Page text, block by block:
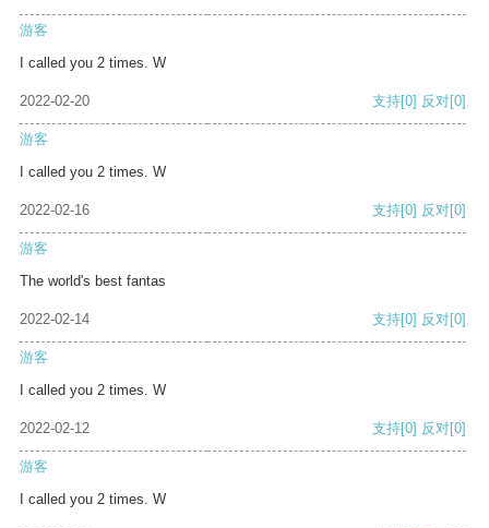
游客
I called you 2 times. W
2022-02-20 支持[0] 反对[0]
游客
I called you 2 times. W
2022-02-16 支持[0] 反对[0]
游客
The world's best fantas
2022-02-14 支持[0] 反对[0]
游客
I called you 2 times. W
2022-02-12 支持[0] 反对[0]
游客
I called you 2 times. W